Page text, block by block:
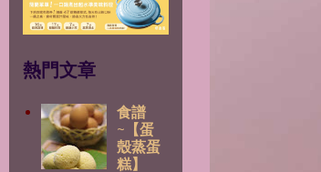
熱門文章
食譜
~【蛋
殼蒸蛋
糕】